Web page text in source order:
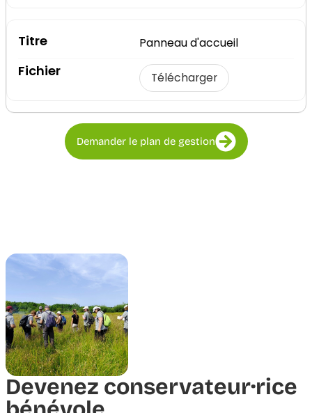
Panneau d'accueil
Télécharger
Demander le plan de gestion
Devenez conservateur·rice